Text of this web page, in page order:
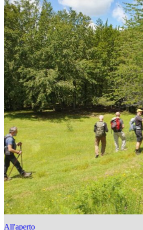
All'aperto